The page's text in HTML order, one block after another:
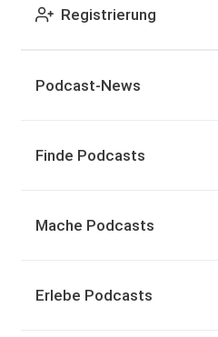
Registrierung
Podcast-News
Finde Podcasts
Mache Podcasts
Erlebe Podcasts